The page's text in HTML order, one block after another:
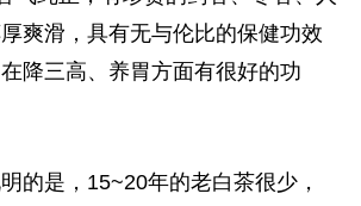
爽滑，具有无与伦比的保健功效
降三高、养胃方面有很好的功
的是，15~20年的老白茶很少，